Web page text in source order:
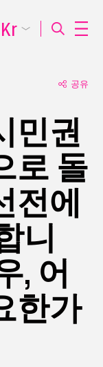
공유
민권
로 돌
전에
니
, 어
한가
Kr